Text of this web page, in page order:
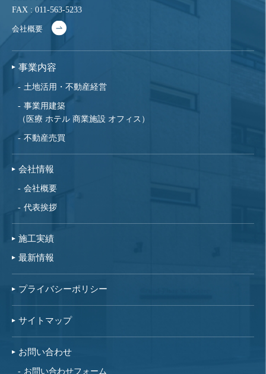
FAX : 011-563-5233
会社概要
事業内容
土地活用・不動産経営
事業用建築
（医療 ホテル 商業施設 オフィス）
不動産売買
会社情報
会社概要
代表挨拶
施工実績
最新情報
プライバシーポリシー
サイトマップ
お問い合わせ
お問い合わせフォーム